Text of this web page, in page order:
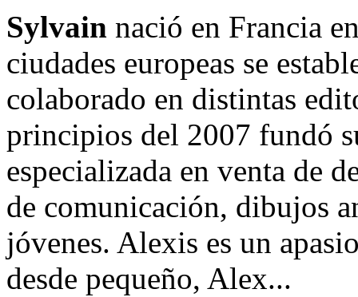
Sylvain nació en Francia
ciudades europeas se
colaborado en distintas
principios del 2007 fundó
especializada en venta de
de comunicación, dibujos
jóvenes. Alexis es un
desde pequeño, Alex...